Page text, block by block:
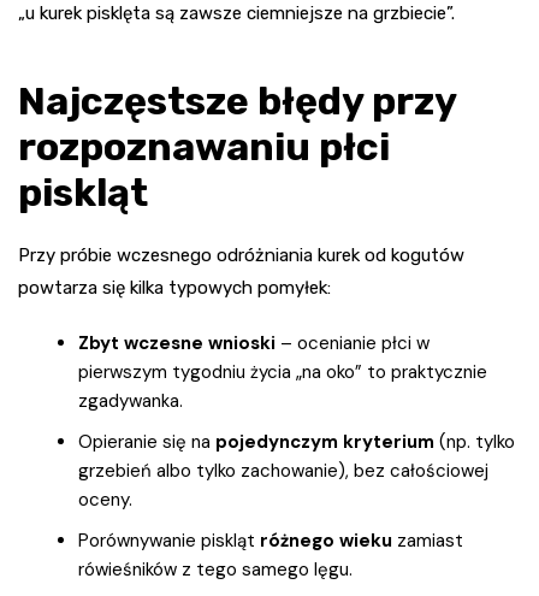
„u kurek pisklęta są zawsze ciemniejsze na grzbiecie”.
Najczęstsze błędy przy
rozpoznawaniu płci
piskląt
Przy próbie wczesnego odróżniania kurek od kogutów
powtarza się kilka typowych pomyłek:
Zbyt wczesne wnioski – ocenianie płci w
pierwszym tygodniu życia „na oko” to praktycznie
zgadywanka.
Opieranie się na pojedynczym kryterium (np. tylko
grzebień albo tylko zachowanie), bez całościowej
oceny.
Porównywanie piskląt różnego wieku zamiast
rówieśników z tego samego lęgu.